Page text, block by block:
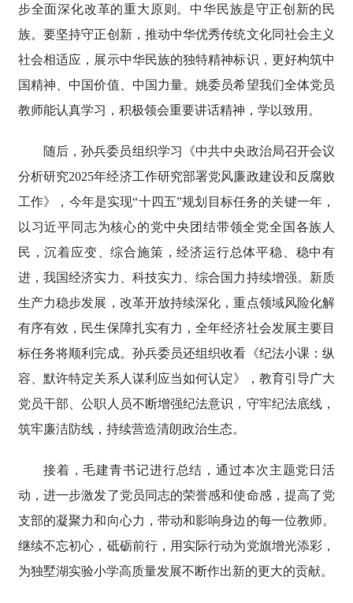
步全面深化改革的重大原则。中华民族是守正创新的民
族。要坚持守正创新，推动中华优秀传统文化同社会主义
社会相适应，展示中华民族的独特精神标识，更好构筑中
国精神、中国价值、中国力量。姚委员希望我们全体党员
教师能认真学习，积极领会重要讲话精神，学以致用。
随后，孙兵委员组织学习
《中共中央政治局召开会议
分析研究2025年经济工作研究部署党风廉政建设和反腐败
工作》
，今年是实现“十四五”规划目标任务的关键一年，
以习近平同志为核心的党中央团结带领全党全国各族人
民，沉着应变、综合施策，经济运行总体平稳、稳中有
进，我国经济实力、科技实力、综合国力持续增强。新质
生产力稳步发展，改革开放持续深化，重点领域风险化解
有序有效，民生保障扎实有力，全年经济社会发展主要目
标任务将顺利完成。孙兵委员还组织收看《纪法小课：纵
容、默许特定关系人谋利应当如何认定》，教育引导广大
党员干部、公职人员不断增强纪法意识，守牢纪法底线，
筑牢廉洁防线，持续营造清朗政治生态。
接着，毛建青书记进行总结，通过本次主题党日活
动，进一步激发了党员同志的荣誉感和使命感，提高了党
支部的凝聚力和向心力，带动和影响身边的每一位教师。
继续不忘初心，砥砺前行，用实际行动为党旗增光添彩，
为独墅湖实验小学高质量发展不断作出新的更大的贡献。